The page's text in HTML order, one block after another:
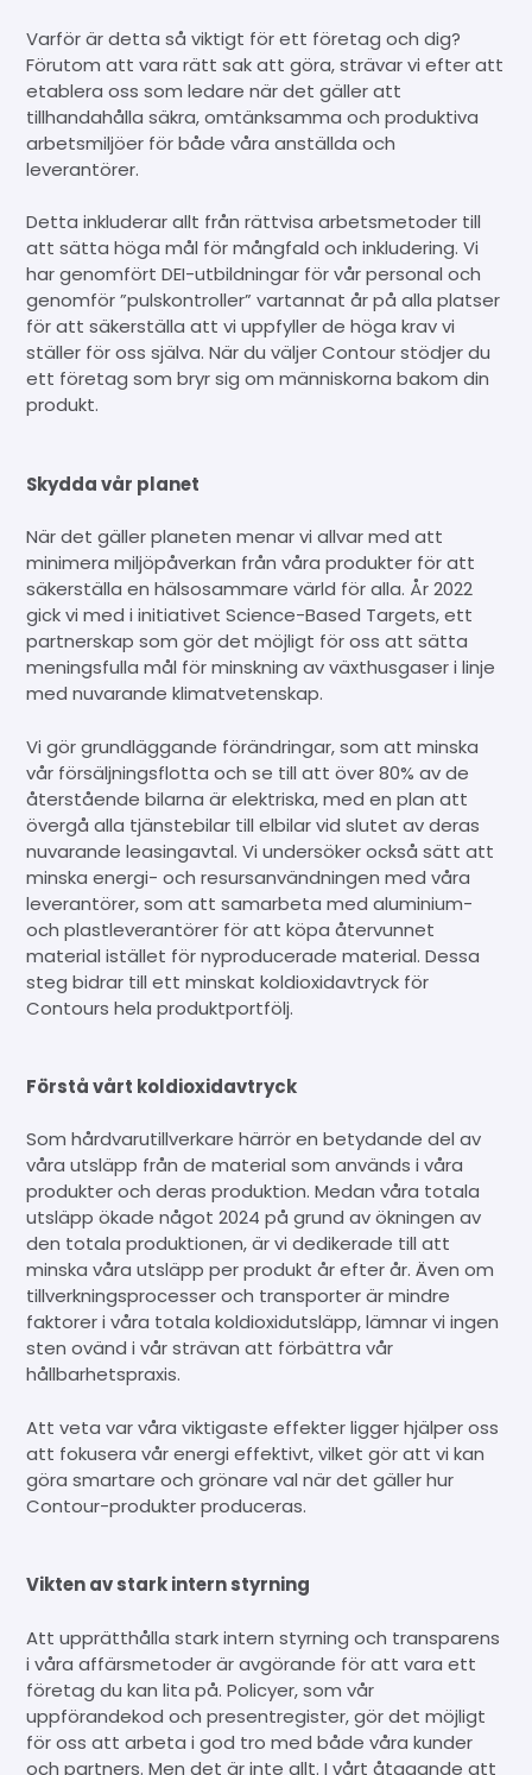
Varför är detta så viktigt för ett företag och dig?
Förutom att vara rätt sak att göra, strävar vi efter att
etablera oss som ledare när det gäller att
tillhandahålla säkra, omtänksamma och produktiva
arbetsmiljöer för både våra anställda och
leverantörer.
Detta inkluderar allt från rättvisa arbetsmetoder till
att sätta höga mål för mångfald och inkludering. Vi
har genomfört DEI-utbildningar för vår personal och
genomför ”pulskontroller” vartannat år på alla platser
för att säkerställa att vi uppfyller de höga krav vi
ställer för oss själva. När du väljer Contour stödjer du
ett företag som bryr sig om människorna bakom din
produkt.
Skydda vår planet
När det gäller planeten menar vi allvar med att
minimera miljöpåverkan från våra produkter för att
säkerställa en hälsosammare värld för alla. År 2022
gick vi med i initiativet Science-Based Targets, ett
partnerskap som gör det möjligt för oss att sätta
meningsfulla mål för minskning av växthusgaser i linje
med nuvarande klimatvetenskap.
Vi gör grundläggande förändringar, som att minska
vår försäljningsflotta och se till att över 80% av de
återstående bilarna är elektriska, med en plan att
övergå alla tjänstebilar till elbilar vid slutet av deras
nuvarande leasingavtal. Vi undersöker också sätt att
minska energi- och resursanvändningen med våra
leverantörer, som att samarbeta med aluminium-
och plastleverantörer för att köpa återvunnet
material istället för nyproducerade material. Dessa
steg bidrar till ett minskat koldioxidavtryck för
Contours hela produktportfölj.
Förstå vårt koldioxidavtryck
Som hårdvarutillverkare härrör en betydande del av
våra utsläpp från de material som används i våra
produkter och deras produktion. Medan våra totala
utsläpp ökade något 2024 på grund av ökningen av
den totala produktionen, är vi dedikerade till att
minska våra utsläpp per produkt år efter år. Även om
tillverkningsprocesser och transporter är mindre
faktorer i våra totala koldioxidutsläpp, lämnar vi ingen
sten ovänd i vår strävan att förbättra vår
hållbarhetspraxis.
Att veta var våra viktigaste effekter ligger hjälper oss
att fokusera vår energi effektivt, vilket gör att vi kan
göra smartare och grönare val när det gäller hur
Contour-produkter produceras.
Vikten av stark intern styrning
Att upprätthålla stark intern styrning och transparens
i våra affärsmetoder är avgörande för att vara ett
företag du kan lita på. Policyer, som vår
uppförandekod och presentregister, gör det möjligt
för oss att arbeta i god tro med både våra kunder
och partners. Men det är inte allt. I vårt åtagande att